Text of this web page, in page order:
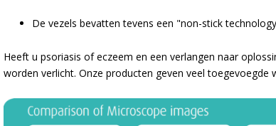
De vezels bevatten tevens een "non-stick
Heeft u psoriasis of eczeem en een verlangen naar
worden verlicht. Onze producten geven veel toegevoegde